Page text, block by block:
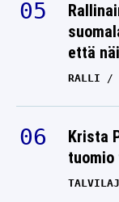
että
RALLI
Krista
tuomio